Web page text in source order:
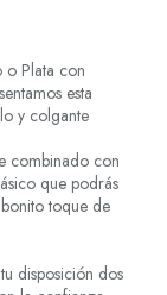
o Plata con
esta
y colgante
combinado con
que podrás
toque de
disposición dos